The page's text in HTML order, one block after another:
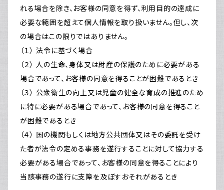
れる場合を除き、お客様の同意を得ず、利用目的の達成に
必要な範囲を超えて個人情報を取り扱いません。但し、次
の場合はこの限りではありません。
（１） 法令に基づく場合
（２） 人の生命、身体又は財産の保護のために必要がある
場合であって、お客様の同意を得ることが困難であるとき
（３） 公衆衛生の向上又は児童の健全な育成の推進のため
に特に必要がある場合であって、お客様の同意を得ること
が困難であるとき
（４） 国の機関もしくは地方公共団体又はその委託を受け
た者が法令の定める事務を遂行することに対して協力する
必要がある場合であって、お客様の同意を得ることにより
当該事務の遂行に支障を及ぼすおそれがあるとき